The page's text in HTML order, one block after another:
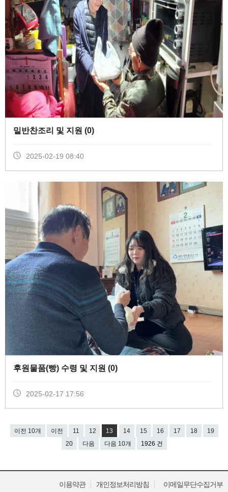
밑반찬조리 및 지원 (0)
2025-02-19 08:40
후원물품(빵) 수령 및 지원 (0)
2025-02-17 17:56
이전 10개 이전 11 12 13 14 15 16 17 18
19
20
다음 다음 10개 1926 건
이메일무단수집거부
개인정보처리방침
이용약관